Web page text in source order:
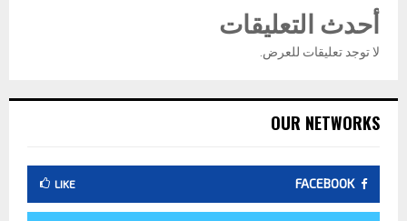
أحدث التعليقات
لا توجد تعليقات للعرض.
OUR NETWORKS
FACEBOOK
LIKE